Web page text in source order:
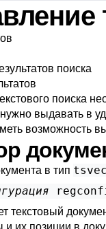
поиска
поиска
выдавать в
возможность
в тип
текстовый
их позиции в